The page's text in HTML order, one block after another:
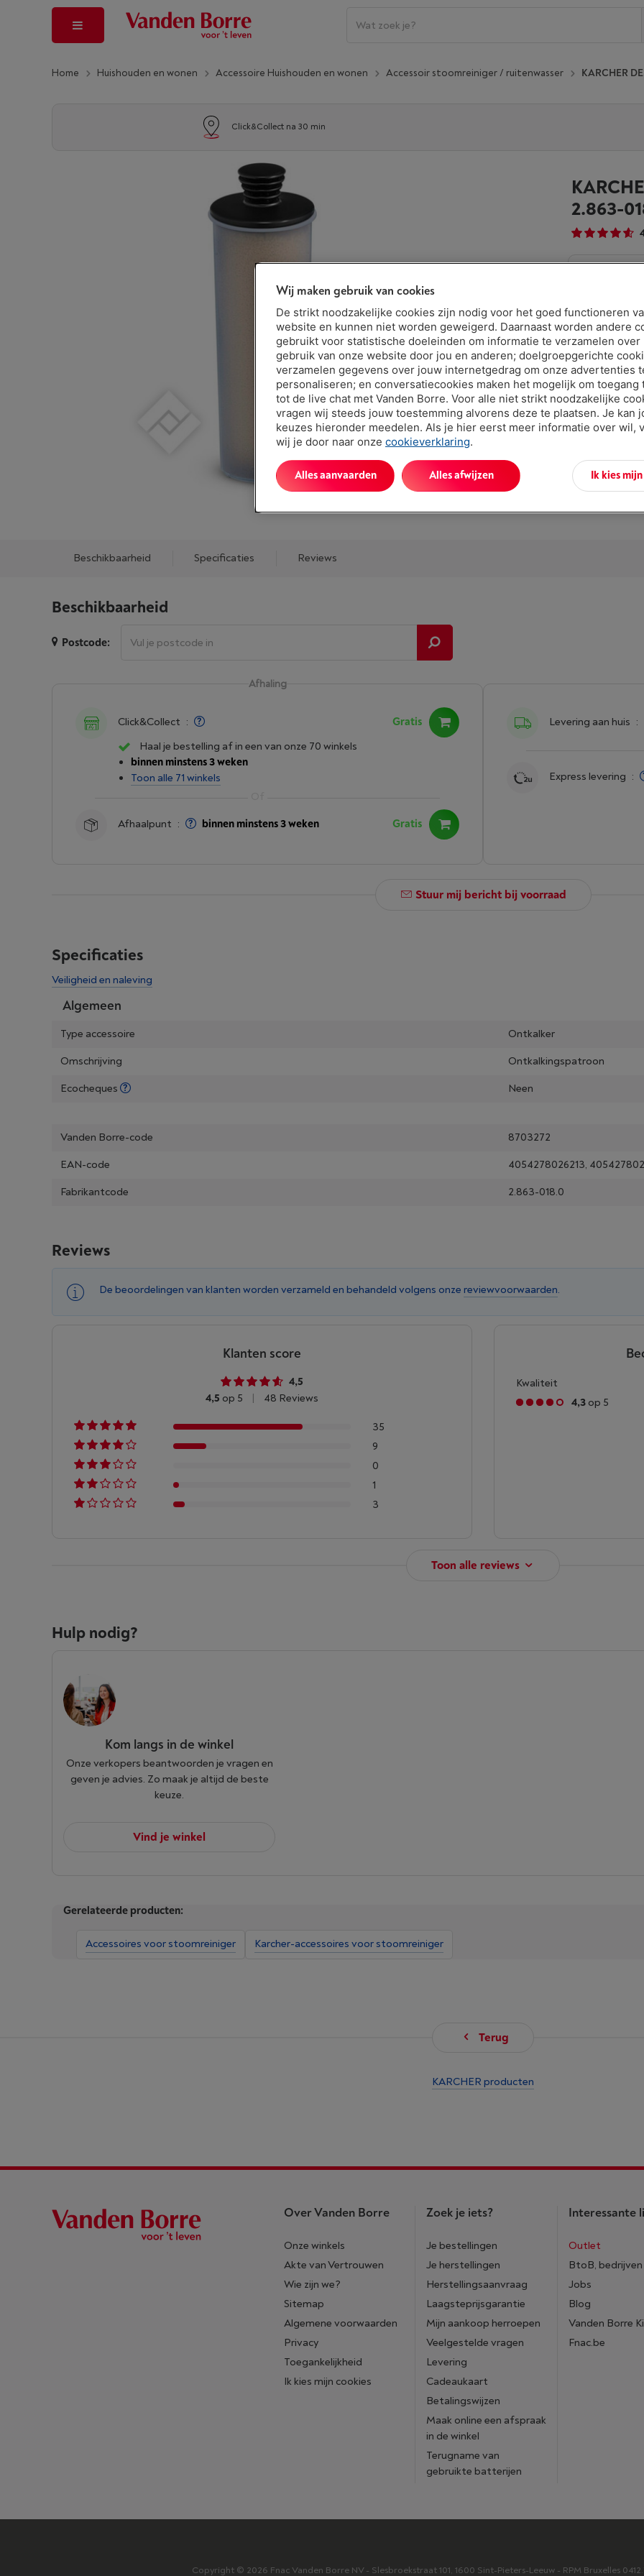
Home Huishouden en wonen Accessoire Huishouden en wonen Accessoir stoomreiniger / ruitenwasser KARCHER
Click&Collect na 30 min
2.863-
€ 15,99
Troeven
Toon alle
Beschikbaarheid Specificaties Reviews
Beschikbaarheid
Postcode:
Levering aan huis :
Express levering :
Afhaling
Click&Collect :
Gratis
Haal je bestelling af in een van onze 70 winkels
binnen minstens 3 weken
Toon alle 71 winkels
Afhaalpunt : binnen minstens 3 weken Gratis
Stuur mij bericht bij voorraad
Specificaties
Veiligheid en naleving
Algemeen
Type accessoire
Ontkalker
Omschrijving
Ontkalkingspatroon
Ecocheques
Neen
Vanden Borre-code
8703272
EAN-code
4054278026213,
Fabrikantcode
2.863-018.0
Reviews
De beoordelingen van klanten worden verzameld en behandeld volgens onze reviewvoorwaarden.
Klanten score
4,5
4,5 op 5 | 48 Reviews
35
9
0
1
3
Kwaliteit
4,3 op 5
Toon alle reviews
Hulp nodig?
Kom langs in de winkel
Onze verkopers beantwoorden je vragen en
geven je advies. Zo maak je altijd de beste
keuze.
Vind je winkel
Gerelateerde producten:
Accessoires voor stoomreiniger Karcher-accessoires voor stoomreiniger
Terug
KARCHER producten
Over Vanden Borre
Onze winkels
Akte van Vertrouwen
Wie zijn we?
Sitemap
Algemene voorwaarden
Privacy
Toegankelijkheid
Ik kies mijn cookies
Zoek je iets?
Je bestellingen
Je herstellingen
Herstellingsaanvraag
Laagsteprijsgarantie
Mijn aankoop herroepen
Veelgestelde vragen
Levering
Cadeaukaart
Betalingswijzen
Maak online een afspraak
in de winkel
Terugname van
gebruikte batterijen
Interessante
Outlet
BtoB, bedrijven
Jobs
Blog
Vanden Borre
Fnac.be
Copyright © 2026 Fnac Vanden Borre NV - Slesbroekstraat 101, 1600 Sint-Pieters-Leeuw - RPM Bruxelles
Wij maken gebruik van cookies
De strikt noodzakelijke cookies zijn nodig voor het goed functioneren
website en kunnen niet worden geweigerd. Daarnaast worden andere
gebruikt voor statistische doeleinden om informatie te verzamelen over
gebruik van onze website door jou en anderen; doelgroepgerichte
verzamelen gegevens over jouw internetgedrag om onze advertenties
personaliseren; en conversatiecookies maken het mogelijk om toegang
tot de live chat met Vanden Borre. Voor alle niet strikt noodzakelijke
vragen wij steeds jouw toestemming alvorens deze te plaatsen. Je kan
keuzes hieronder meedelen. Als je hier eerst meer informatie over wil,
wij je door naar onze cookieverklaring.
Ik kies
Alles afwijzen
Alles aanvaarden